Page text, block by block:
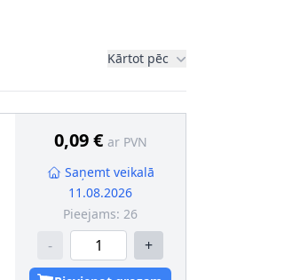
Kārtot pēc
0,09 € ar PVN
Saņemt veikalā
11.08.2026
Pieejams: 26
- +